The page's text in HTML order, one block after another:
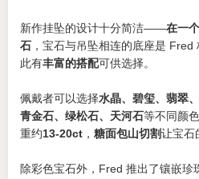
新作挂坠的设计十分简洁——在一
石 ，宝石与吊坠相连的底座是 Fred
此有丰富的搭配可供选择。
佩戴者可以选择水晶、碧玺、翡翠
青金石、绿松石、天河石等不同颜
重约13-20ct ， 糖面包山切割让宝石
除彩色宝石外，Fred 推出了镶嵌珍